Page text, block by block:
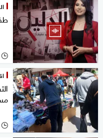
l
l